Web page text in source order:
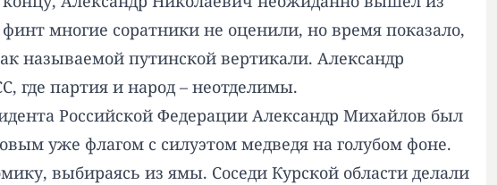
многие соратники не оценили, но время показало,
называемой путинской вертикали. Александр
где партия и народ – неотделимы.
Российской Федерации Александр Михайлов был
уже флагом с силуэтом медведя на голубом фоне.
выбираясь из ямы. Соседи Курской области делали